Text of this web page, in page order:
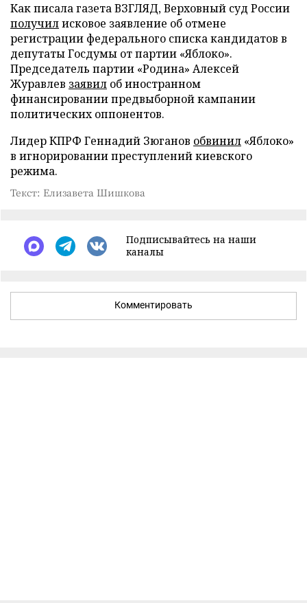
Как писала газета ВЗГЛЯД, Верховный суд России
получилисковое заявление об отмене
регистрации федерального списка кандидатов в
депутаты Госдумы от партии «Яблоко».
Председатель партии «Родина» Алексей
Журавлев заявил об иностранном
финансировании предвыборной кампании
политических оппонентов.
Лидер КПРФ Геннадий Зюганов обвинил «Яблоко»
в игнорировании преступлений киевского
режима.
Текст: Елизавета Шишкова
Подписывайтесь на наши
каналы
Комментировать